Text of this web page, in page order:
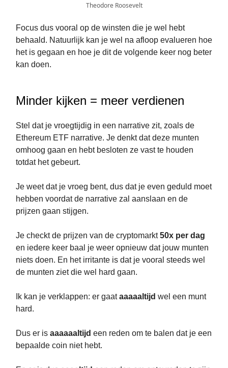
Theodore Roosevelt
Focus dus vooral op de winsten die je wel hebt
behaald. Natuurlijk kan je wel na afloop evalueren hoe
het is gegaan en hoe je dit de volgende keer nog beter
kan doen.
Minder kijken = meer verdienen
Stel dat je vroegtijdig in een narrative zit, zoals de
Ethereum ETF narrative. Je denkt dat deze munten
omhoog gaan en hebt besloten ze vast te houden
totdat het gebeurt.
Je weet dat je vroeg bent, dus dat je even geduld moet
hebben voordat de narrative zal aanslaan en de
prijzen gaan stijgen.
Je checkt de prijzen van de cryptomarkt50x per dag
en iedere keer baal je weer opnieuw dat jouw munten
niets doen. En het irritante is dat je vooral steeds wel
de munten ziet die wel hard gaan.
Ik kan je verklappen: er gaataaaaaltijd wel een munt
hard.
Dus er is aaaaaaltijd een reden om te balen dat je een
bepaalde coin niet hebt.